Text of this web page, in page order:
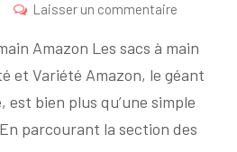
Laisser un commentaire
l’univers
des
sacs
à
Amazon Les sacs à main
et Variété Amazon, le géant
est bien plus qu’une simple
parcourant la section des